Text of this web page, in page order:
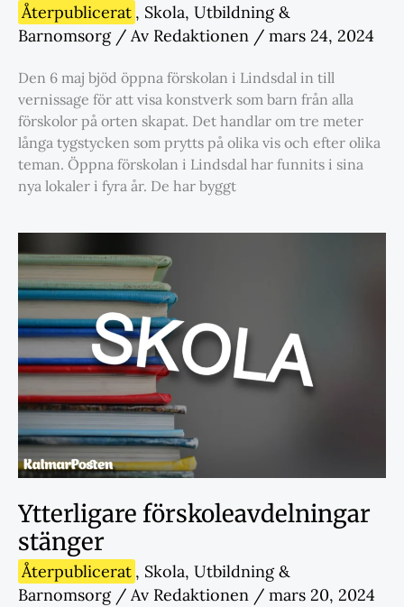
Återpublicerat , Skola, Utbildning &
Barnomsorg/ Av Redaktionen / mars 24, 2024
Den 6 maj bjöd öppna förskolan i Lindsdal in till
vernissage för att visa konstverk som barn från alla
förskolor på orten skapat. Det handlar om tre meter
långa tygstycken som prytts på olika vis och efter olika
teman. Öppna förskolan i Lindsdal har funnits i sina
nya lokaler i fyra år. De har byggt
Ytterligare förskoleavdelningar
stänger
Återpublicerat , Skola, Utbildning &
Barnomsorg/ Av Redaktionen / mars 20, 2024